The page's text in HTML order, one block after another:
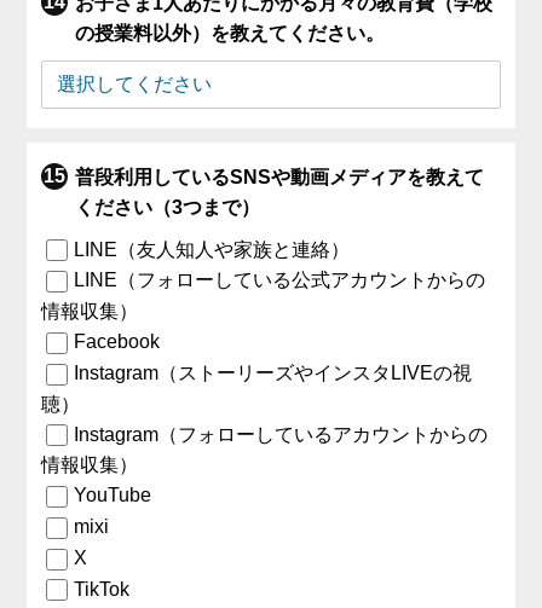
の授業料以外）を教えてください。
普段利用しているSNSや動画メディアを教えて
ください（3つまで）
LINE（友人知人や家族と連絡）
LINE（フォローしている公式アカウントからの
情報収集）
Facebook
Instagram（ストーリーズやインスタLIVEの視
聴）
Instagram（フォローしているアカウントからの
情報収集）
YouTube
mixi
X
TikTok